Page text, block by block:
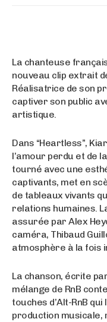
La chanteuse
nouveau clip extrait
Réalisatrice de son
captiver son public
artistique.
Dans “Heartless”,
l’amour perdu et de
tourné avec une
captivants, met en
de tableaux vivants
relations humaines.
assurée par Alex
caméra, Thibaud
atmosphère à la fois
La chanson, écrite
mélange de RnB
touches d’Alt-RnB
production musicale,